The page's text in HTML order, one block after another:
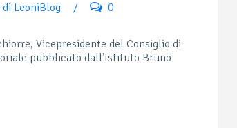
LeoniBlog / 0
Vicepresidente del Consiglio di
pubblicato dall’Istituto Bruno